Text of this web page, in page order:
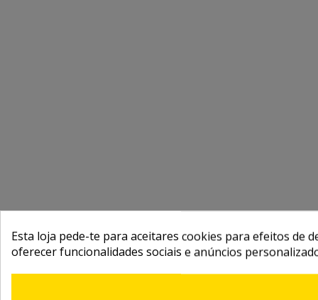
Esta loja pede-te para aceitares cookies para efeitos de
oferecer funcionalidades sociais e anúncios